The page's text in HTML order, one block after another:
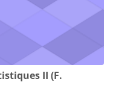
II (F.